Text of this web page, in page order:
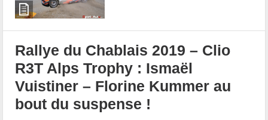
Rallye du Chablais 2019 – Clio
R3T Alps Trophy : Ismaël
Vuistiner – Florine Kummer au
bout du suspense !